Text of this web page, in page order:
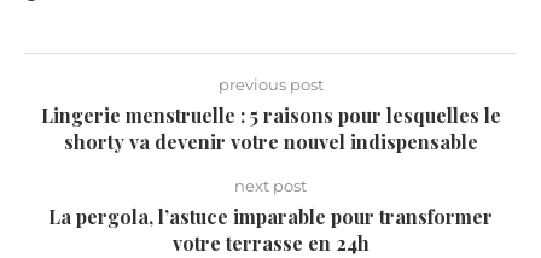
previous post
Lingerie menstruelle : 5 raisons pour lesquelles le
shorty va devenir votre nouvel indispensable
next post
La pergola, l’astuce imparable pour transformer
votre terrasse en 24h